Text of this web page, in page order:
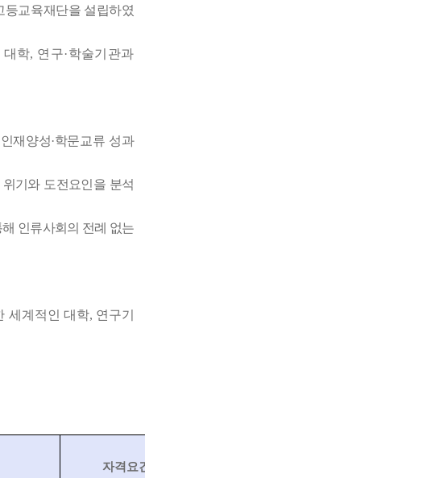
등교육재단을 설립하였
대학, 연구·학술기관과
재양성·학문교류 성과
위기와 도전요인을 분석
인류사회의 전례 없는
세계적인 대학, 연구기
자격요건 및 우대사항